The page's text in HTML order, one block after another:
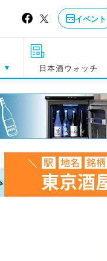
イベント
日本酒ウォッチ